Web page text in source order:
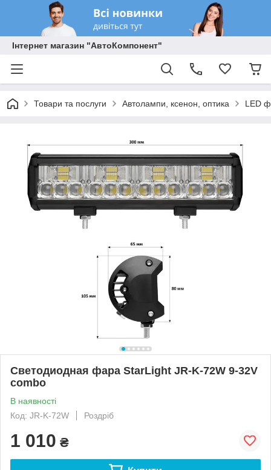
Інтернет магазин "АвтоКомпонент"
Товари та послуги Автолампи, ксенон, оптика LED
Светодиодная фара StarLight JR-K-72W 9-32V
combo
В наявності
Код: JR-K-72W
Роздріб
1 010 ₴